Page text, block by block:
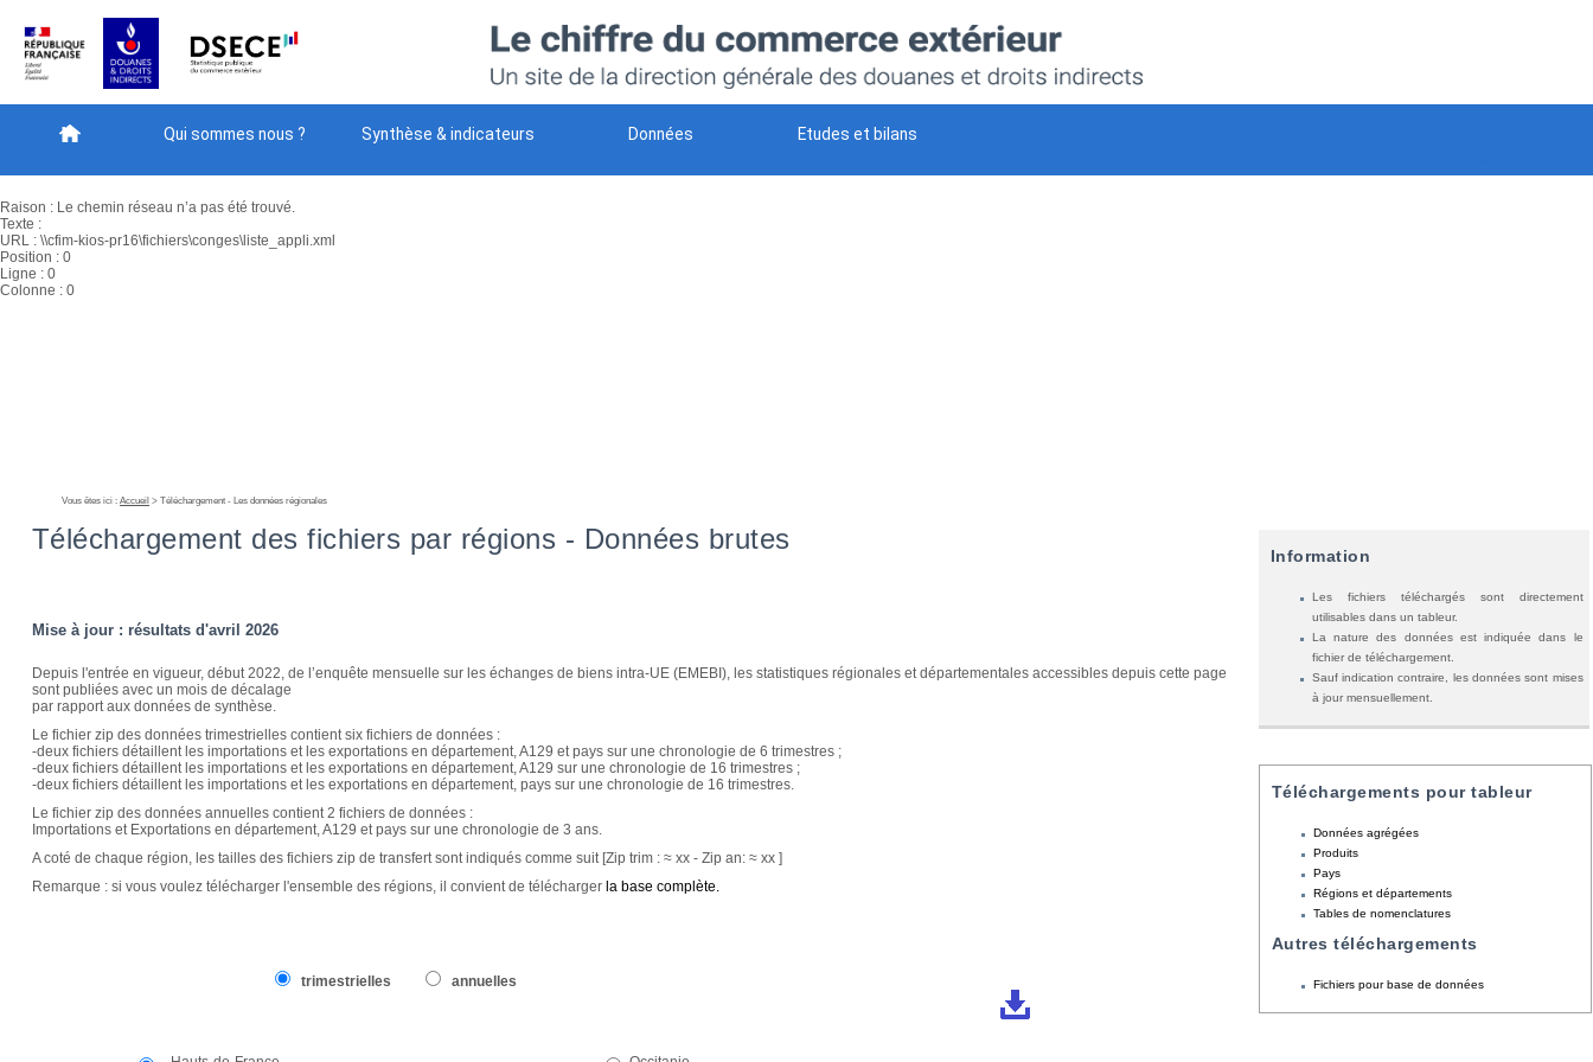
Une erreur d'analyse s'est produite.
Code : -2147024843
Raison : Le chemin réseau n’a pas été trouvé.
Texte :
URL : \\cfim-kios-pr16\fichiers\conges\liste_appli.xml
Position : 0
Colonne : 0
Une erreur d'analyse s'est produite.
Raison : Le chemin réseau n’a pas été trouvé.
Texte :
URL : \\cfim-kios-pr16\fichiers\conges\liste_appli.xml
Position : 0
Ligne : 0
Colonne : 0
Qui sommes nous ? Synthèse & indicateurs Données Etudes et bilans
Information
Les fichiers téléchargés sont directement
utilisables dans un tableur.
La nature des données est indiquée dans le
fichier de téléchargement.
Sauf indication contraire, les données sont mises
à jour mensuellement.
Téléchargements pour tableur
Données agrégées
Produits
Pays
Régions et départements
Tables de nomenclatures
Autres téléchargements
Fichiers pour base de données
Vous êtes ici :Accueil > Téléchargement - Les données régionales
Téléchargement des fichiers par régions - Données brutes
Mise à jour : résultats d'avril 2026
Depuis l'entrée en vigueur, début 2022, de l’enquête mensuelle sur les échanges de biens intra-UE (EMEBI), les statistiques régionales et départementales accessibles depuis cette page
sont publiées avec un mois de décalage
par rapport aux données de synthèse.
Le fichier zip des données trimestrielles contient six fichiers de données :
-deux fichiers détaillent les importations et les exportations en département, A129 et pays sur une chronologie de 6 trimestres ;
-deux fichiers détaillent les importations et les exportations en département, A129 sur une chronologie de 16 trimestres ;
-deux fichiers détaillent les importations et les exportations en département, pays sur une chronologie de 16 trimestres.
Le fichier zip des données annuelles contient 2 fichiers de données :
Importations et Exportations en département, A129 et pays sur une chronologie de 3 ans.
A coté de chaque région, les tailles des fichiers zip de transfert sont indiqués comme suit [Zip trim : ≈ xx - Zip an: ≈ xx ]
Remarque : si vous voulez télécharger l'ensemble des régions, il convient de télécharger la base complète.
trimestrielles annuelles